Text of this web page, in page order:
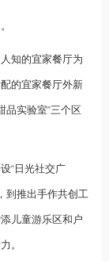
知的宜家餐厅为
的宜家餐厅外新
品实验室”三个区
“日光社交广
到推出手作共创工
儿童游乐区和户
。